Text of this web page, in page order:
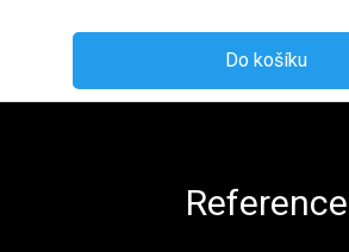
Do košíku
Reference